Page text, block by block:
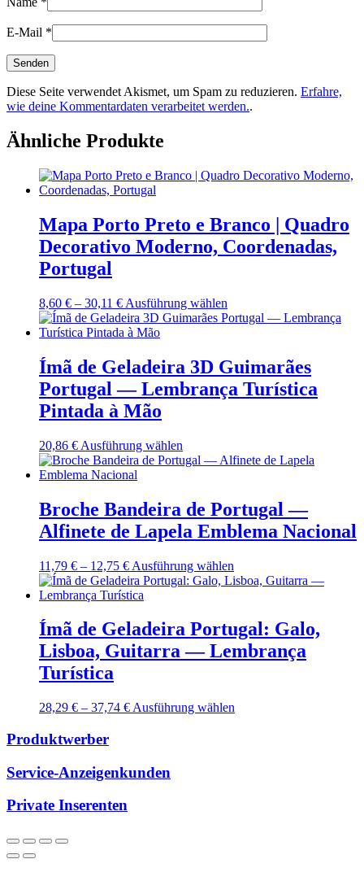
E-Mail *
Diese Seite verwendet Akismet, um Spam zu reduzieren. Erfahre,
wie deine Kommentardaten verarbeitet werden..
Ähnliche Produkte
Mapa Porto Preto e Branco | Quadro
Decorativo Moderno, Coordenadas,
Portugal
8,60 € – 30,11 €Preisspanne:
8,60 €
bis
Ausführung wählen
Produkt
Varianten
auf.
Die
Produktseite
Ímã de Geladeira 3D Guimarães
Portugal — Lembrança Turística
Pintada à Mão
20,86 € Ausführung wählen
Produkt
Varianten
auf.
Die
können
auf
der
gewählt
werden
Broche Bandeira de Portugal —
Alfinete de Lapela Emblema Nacional
11,79 € – 12,75 €Preisspanne:
11,79 €
bis
Ausführung wählen
Produkt
Varianten
auf.
Die
der
Ímã de Geladeira Portugal: Galo,
Lisboa, Guitarra — Lembrança
Turística
28,29 € – 37,74 €Preisspanne:
Ausführung wählen
Produktwerber
Service-Anzeigenkunden
Private Inserenten